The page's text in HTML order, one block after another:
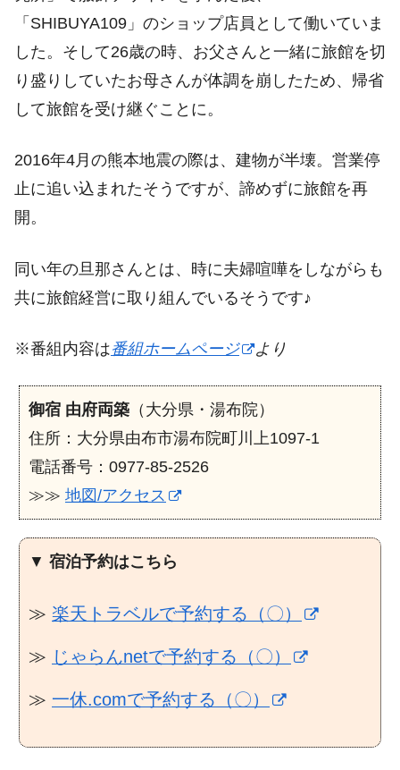
「SHIBUYA109」のショップ店員として働いていま
した。そして26歳の時、お父さんと一緒に旅館を切
り盛りしていたお母さんが体調を崩したため、帰省
して旅館を受け継ぐことに。
2016年4月の熊本地震の際は、建物が半壊。営業停
止に追い込まれたそうですが、諦めずに旅館を再
開。
同い年の旦那さんとは、時に夫婦喧嘩をしながらも
共に旅館経営に取り組んでいるそうです♪
※番組内容は番組ホームページ より
御宿 由府両築 （大分県・湯布院）
住所：大分県由布市湯布院町川上1097-1
電話番号：0977-85-2526
≫≫ 地図/アクセス
▼ 宿泊予約はこちら
≫ 楽天トラベルで予約する（〇）
≫ じゃらんnetで予約する（〇）
≫ 一休.comで予約する（〇）